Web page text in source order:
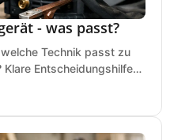
- was passt?
Technik passt zu
Entscheidungshilfe